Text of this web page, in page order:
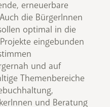
erneuerbare
die BürgerInnen
optimal in die
eingebunden
und auf
Themenbereiche
und Beratung